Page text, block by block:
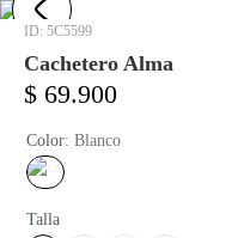
: 5C5599
Cachetero Alma
$ 69.900
Color: Blanco
Talla